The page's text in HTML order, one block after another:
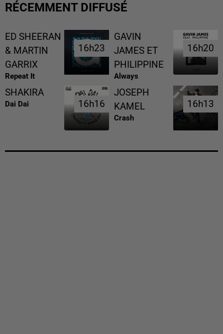
RÉCEMMENT DIFFUSÉ
ED SHEERAN
& MARTIN
GARRIX
Repeat It
16h23
16h23
GAVIN
JAMES ET
PHILIPPINE
Always
16h20
16h20
SHAKIRA
Dai Dai 16h16
16h16
JOSEPH
KAMEL
Crash
16h13
16h13